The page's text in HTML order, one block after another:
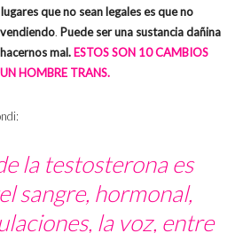
que no sean legales es que no
. Puede ser una sustancia dañina
mal. ESTOS SON 10 CAMBIOS
HOMBRE TRANS.
la testosterona es
sangre, hormonal,
la voz, entre